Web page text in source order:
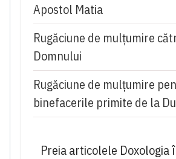
Apostol Matia
Rugăciune de mulţumire
Domnului
Rugăciune de mulțumire
binefacerile primite de la
Preia articolele Doxologia